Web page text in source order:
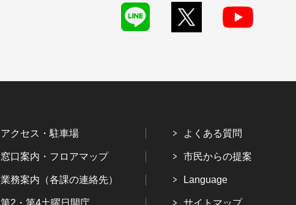
アクセス・駐車場
窓口案内・フロアマップ
業務案内（各課の連絡先）
第2・第4土曜日開庁
よくある質問
市民からの提案
Language
サイトマップ